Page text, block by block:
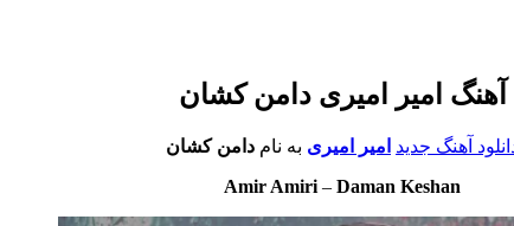
آهنگ امیر امیری دامن کشان
آهنگ جدید امیر امیری به نام دامن کشان
Amir Amiri – Daman Keshan